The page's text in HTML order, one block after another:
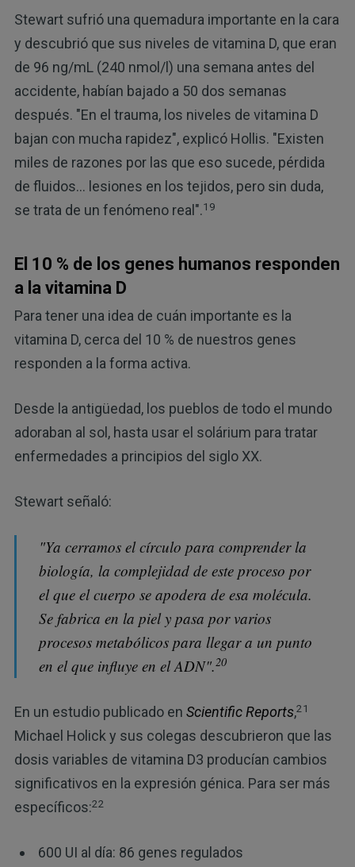
Stewart sufrió una quemadura importante en la cara
y descubrió que sus niveles de vitamina D, que eran
de 96 ng/mL (240 nmol/l) una semana antes del
accidente, habían bajado a 50 dos semanas
después. "En el trauma, los niveles de vitamina D
bajan con mucha rapidez", explicó Hollis. "Existen
miles de razones por las que eso sucede, pérdida
de fluidos... lesiones en los tejidos, pero sin duda,
se trata de un fenómeno real".19
El 10 % de los genes humanos responden
a la vitamina D
Para tener una idea de cuán importante es la
vitamina D, cerca del 10 % de nuestros genes
responden a la forma activa.
Desde la antigüedad, los pueblos de todo el mundo
adoraban al sol, hasta usar el solárium para tratar
enfermedades a principios del siglo XX.
Stewart señaló:
"Ya cerramos el círculo para comprender la
biología, la complejidad de este proceso por
el que el cuerpo se apodera de esa molécula.
Se fabrica en la piel y pasa por varios
procesos metabólicos para llegar a un punto
en el que influye en el ADN".20
En un estudio publicado en Scientific Reports,21
Michael Holick y sus colegas descubrieron que las
dosis variables de vitamina D3 producían cambios
significativos en la expresión génica. Para ser más
específicos:22
600 UI al día: 86 genes regulados